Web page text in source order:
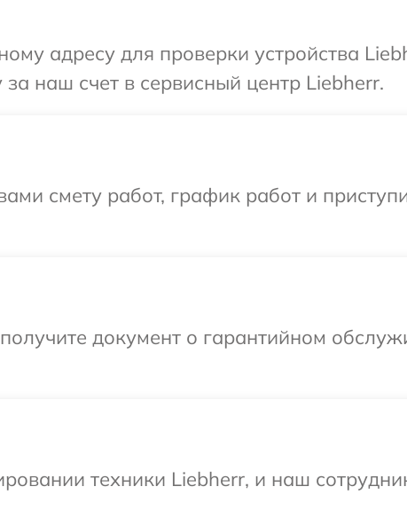
адресу для проверки устройства
наш счет в сервисный центр Liebherr.
смету работ, график работ и
документ о гарантийном
техники Liebherr, и наш